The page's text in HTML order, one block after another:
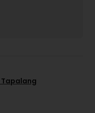
Tapalang